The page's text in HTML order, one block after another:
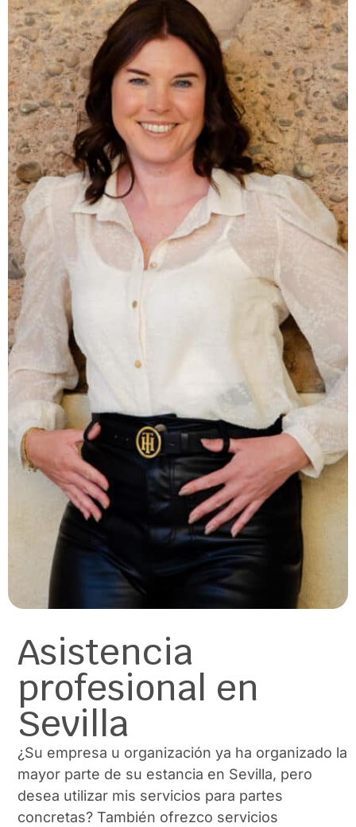
Asistencia
profesional en
Sevilla
¿Su empresa u organización ya ha organizado la
mayor parte de su estancia en Sevilla, pero
desea utilizar mis servicios para partes
concretas? También ofrezco servicios